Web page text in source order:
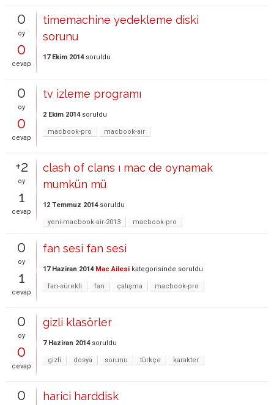
0
oy
0
cevap
timemachine yedekleme diski
sorunu
17 Ekim 2014 soruldu
0
oy
0
cevap
tv izleme programı
2 Ekim 2014 soruldu
macbook-pro macbook-air
+2
oy
1
cevap
clash of clans ı mac de oynamak
mumkün mü
12 Temmuz 2014 soruldu
yeni-macbook-air-2013 macbook-pro
0
oy
1
cevap
fan sesi fan sesi
17 Haziran 2014 Mac Ailesi kategorisinde soruldu
fan-sürekli fan çalışma macbook-pro
0
oy
0
cevap
gizli klasörler
7 Haziran 2014 soruldu
gizli dosya sorunu türkçe karakter
0 harici harddisk